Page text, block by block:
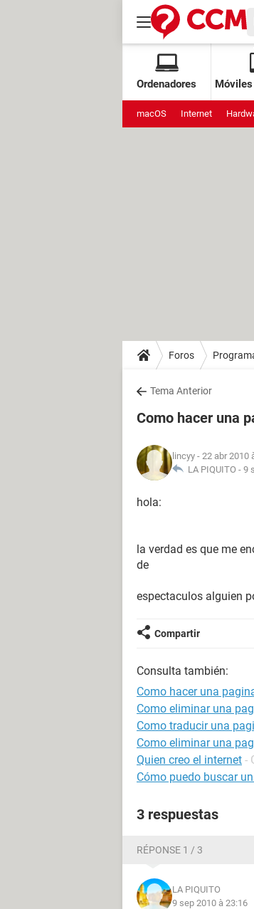
Ordenadores
macOS Internet
Foros
Tema Anterior
Como hacer una
lincyy - 22 abr 2010
LA PIQUITO - 9
hola:
la verdad es que me
de
espectaculos alguien
Compartir
Consulta también:
Como hacer una
Como eliminar una
Como traducir una
Como eliminar una
Quien creo el internet -
Cómo puedo buscar
3 respuestas
RÉPONSE 1 / 3
LA PIQUITO
9 sep 2010 à 23:16